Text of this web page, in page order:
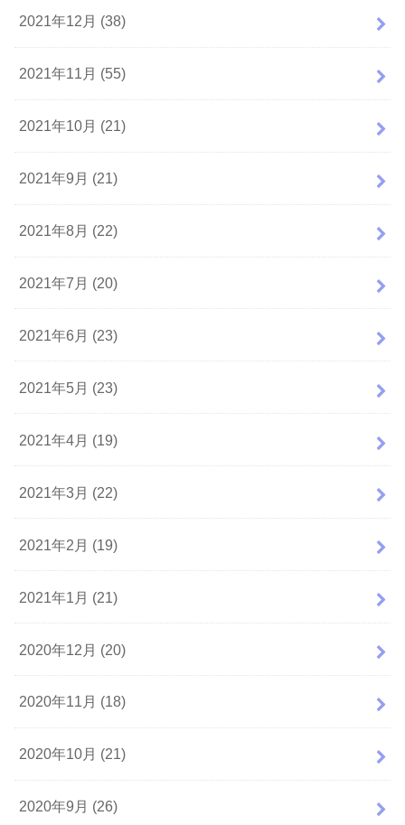
2021年12月 (38)
2021年11月 (55)
2021年10月 (21)
2021年9月 (21)
2021年8月 (22)
2021年7月 (20)
2021年6月 (23)
2021年5月 (23)
2021年4月 (19)
2021年3月 (22)
2021年2月 (19)
2021年1月 (21)
2020年12月 (20)
2020年11月 (18)
2020年10月 (21)
2020年9月 (26)